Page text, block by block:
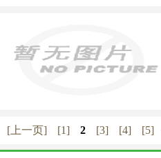
[上一页] [1] 2 [3] [4] [5]